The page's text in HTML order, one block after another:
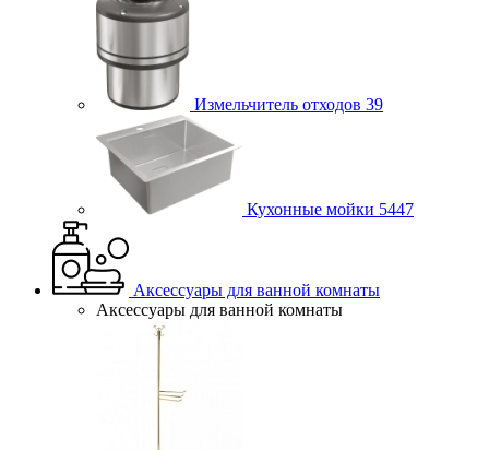
Измельчитель отходов 39
Кухонные мойки 5447
Аксессуары для ванной комнаты
Аксессуары для ванной комнаты